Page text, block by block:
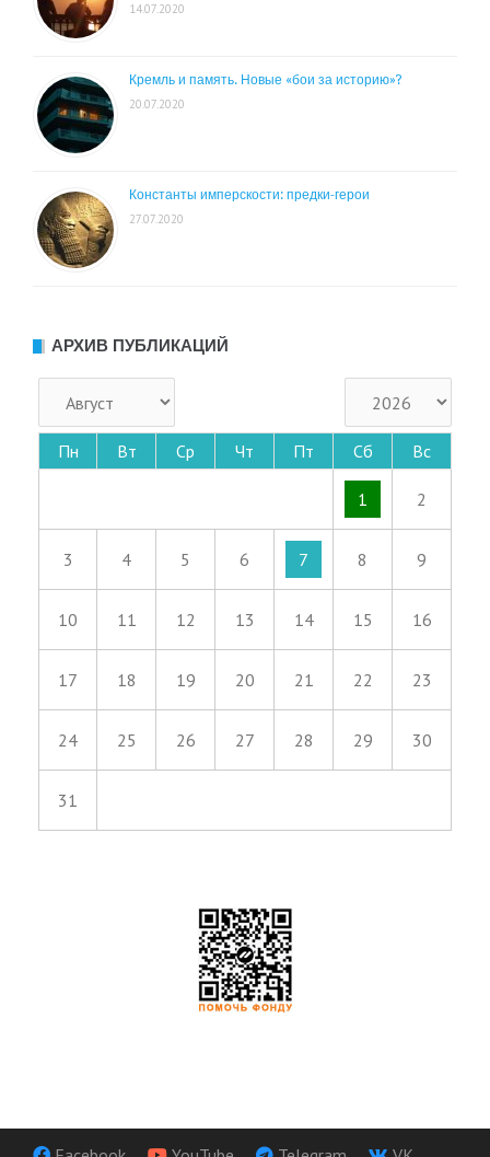
14.07.2020
Кремль и память. Новые «бои за историю»?
20.07.2020
Константы имперскости: предки-герои
27.07.2020
АРХИВ ПУБЛИКАЦИЙ
Пн Вт Ср Чт Пт Сб Вс
1 2
3 4 5 6 7 8 9
10 11 12 13 14 15 16
17 18 19 20 21 22 23
24 25 26 27 28 29 30
31